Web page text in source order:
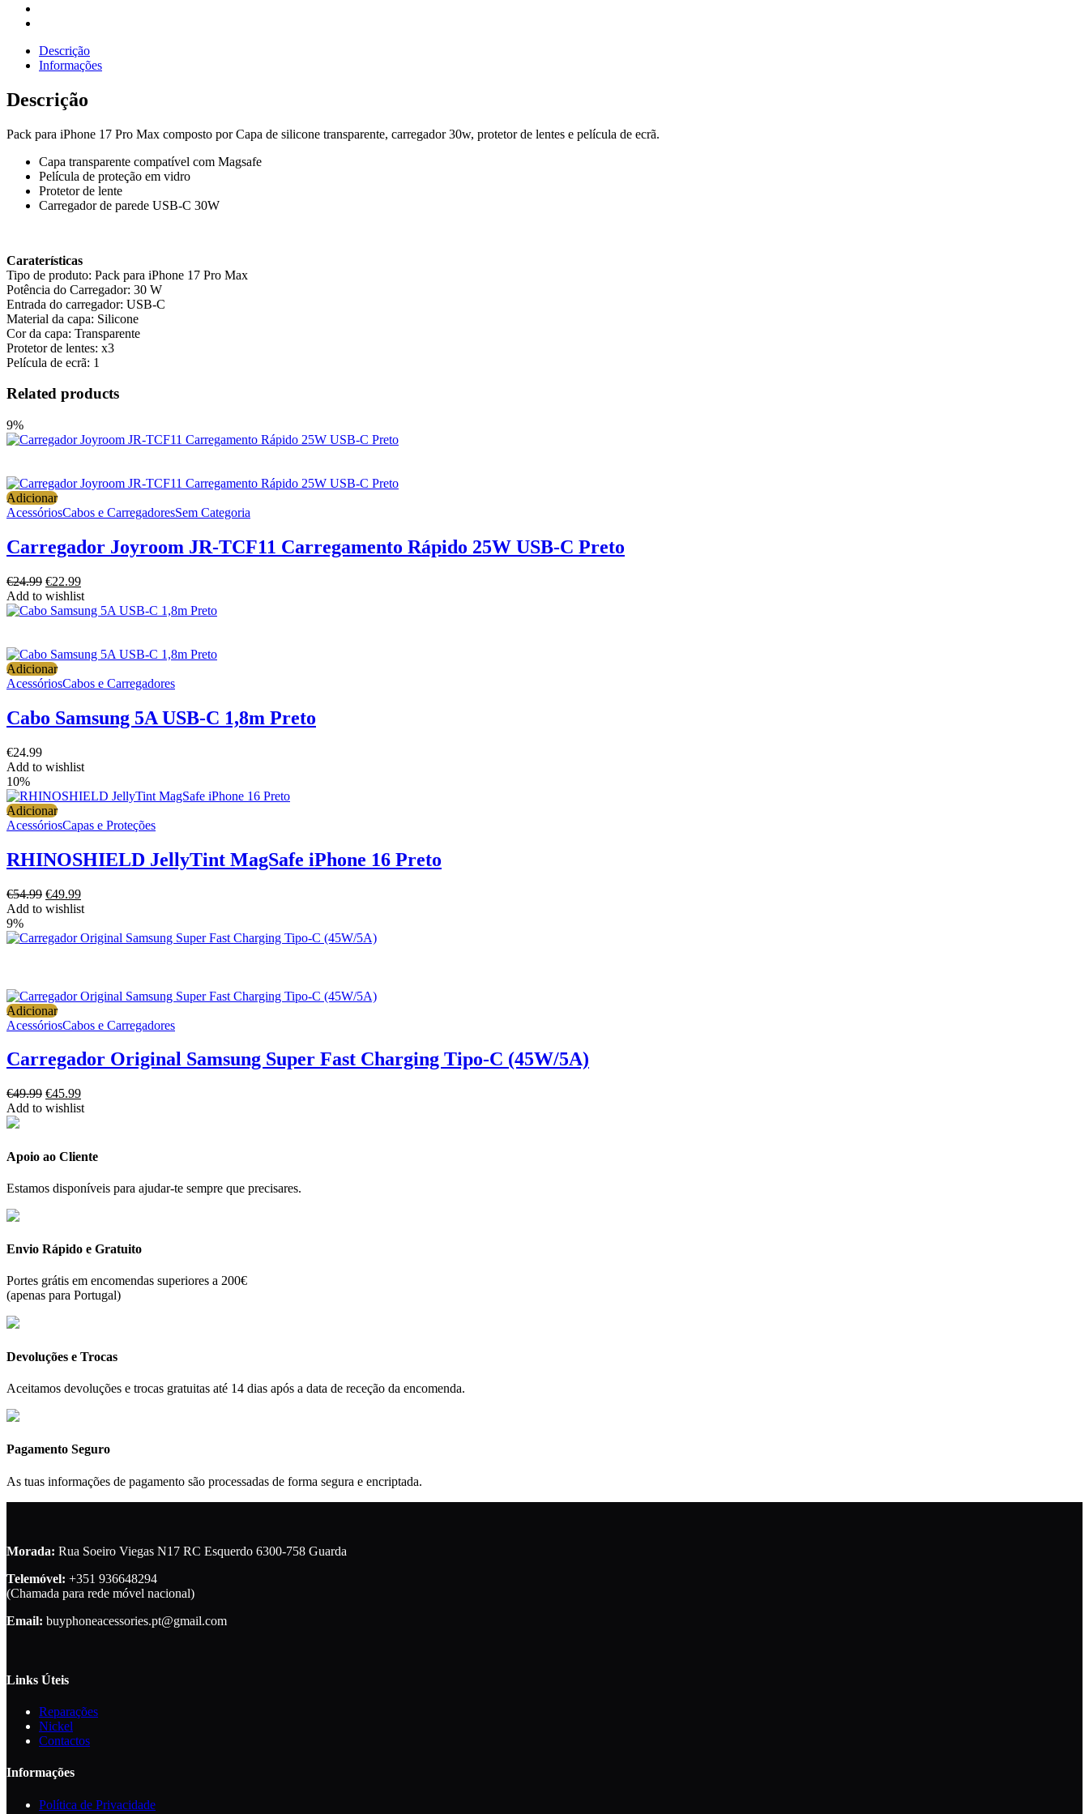
Descrição
Informações
Descrição
Pack para iPhone 17 Pro Max composto por Capa de silicone transparente, carregador 30w, protetor de lentes e película de ecrã.
Capa transparente compatível com Magsafe
Película de proteção em vidro
Protetor de lente
Carregador de parede USB-C 30W
Caraterísticas
Tipo de produto: Pack para iPhone 17 Pro Max
Potência do Carregador: 30 W
Entrada do carregador: USB-C
Material da capa: Silicone
Cor da capa: Transparente
Protetor de lentes: x3
Película de ecrã: 1
Related products
9%
Adicionar
AcessóriosCabos e CarregadoresSem Categoria
Carregador Joyroom JR-TCF11 Carregamento Rápido 25W USB-C Preto
€24.99 O
preço
original
€22.99O
preço
atual
Add to wishlist
Adicionar
AcessóriosCabos e Carregadores
Cabo Samsung 5A USB-C 1,8m Preto
€24.99
Add to wishlist
10%
Adicionar
AcessóriosCapas e Proteções
RHINOSHIELD JellyTint MagSafe iPhone 16 Preto
€54.99 O
preço
era:
€49.99O
preço
é:
Add to wishlist
9%
Adicionar
AcessóriosCabos e Carregadores
Carregador Original Samsung Super Fast Charging Tipo-C (45W/5A)
€49.99 O
preço
€49.99.
€45.99O
preço
€45.99.
Add to wishlist
Apoio ao Cliente
Estamos disponíveis para ajudar-te sempre que precisares.
Envio Rápido e Gratuito
Portes grátis em encomendas superiores a 200€
(apenas para Portugal)
Devoluções e Trocas
Aceitamos devoluções e trocas gratuitas até 14 dias após a data de receção da encomenda.
Pagamento Seguro
As tuas informações de pagamento são processadas de forma segura e encriptada.
Morada: Rua Soeiro Viegas N17 RC Esquerdo 6300-758 Guarda
Telemóvel: +351 936648294
(Chamada para rede móvel nacional)
Email: buyphoneacessories.pt@gmail.com
Links Úteis
Reparações
Nickel
Contactos
Informações
Política de Privacidade